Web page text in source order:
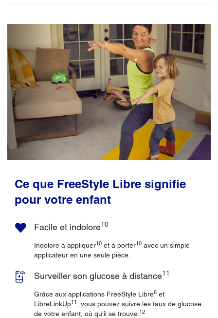
Ce que FreeStyle Libre signifie
pour votre enfant
Facile et indolore10
Indolore à appliquer10 et à porter10 avec un simple
applicateur en une seule pièce.
Surveiller son glucose à distance11
Grâce aux applications FreeStyle Libre6 et
LibreLinkUp11
, vous pouvez suivre les taux de glucose
de votre enfant, où qu'il se trouve. 12